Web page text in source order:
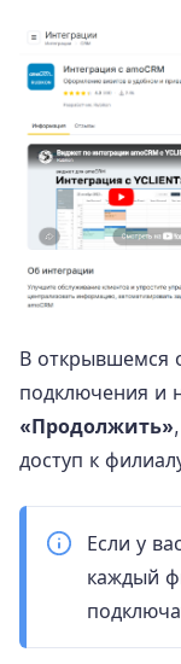
В открывшемся
подключения и
«Продолжить»
доступ к
Если у
каждый